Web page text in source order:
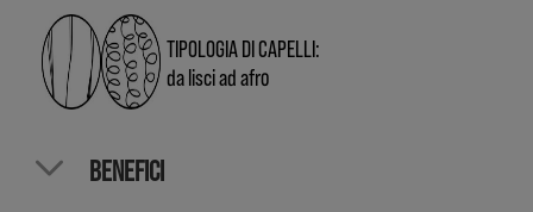
TIPOLOGIA DI CAPELLI:​
da lisci ad afro​
BENEFICI​